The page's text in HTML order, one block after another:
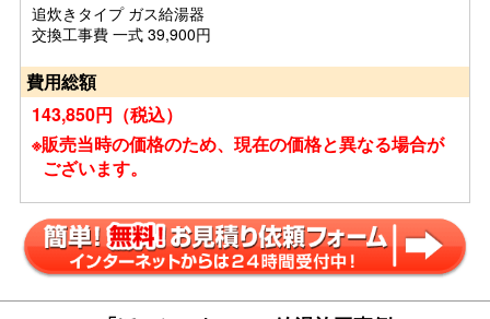
追炊きタイプ ガス給湯器
交換工事費 一式 39,900円
費用総額
143,850円（税込）
※販売当時の価格のため、現在の価格と異なる場合が
ございます。